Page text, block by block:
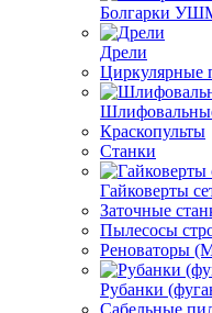
Болгарки
Дрели
Циркулярные
Краскопульты
Станки
Гайковерты
Заточные
Пылесосы
Реноваторы
Рубанки
Сабельные